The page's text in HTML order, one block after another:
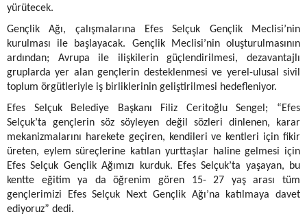
yürütecek.
Gençlik Ağı, çalışmalarına Efes Selçuk Gençlik Meclisi’nin
kurulması ile başlayacak. Gençlik Meclisi’nin oluşturulmasının
ardından; Avrupa ile ilişkilerin güçlendirilmesi, dezavantajlı
gruplarda yer alan gençlerin desteklenmesi ve yerel-ulusal sivil
toplum örgütleriyle iş birliklerinin geliştirilmesi hedefleniyor.
Efes Selçuk Belediye Başkanı Filiz Ceritoğlu Sengel; “Efes
Selçuk’ta gençlerin söz söyleyen değil sözleri dinlenen, karar
mekanizmalarını harekete geçiren, kendileri ve kentleri için fikir
üreten, eylem süreçlerine katılan yurttaşlar haline gelmesi için
Efes Selçuk Gençlik Ağımızı kurduk. Efes Selçuk’ta yaşayan, bu
kentte eğitim ya da öğrenim gören 15- 27 yaş arası tüm
gençlerimizi Efes Selçuk Next Gençlik Ağı’na katılmaya davet
ediyoruz” dedi.